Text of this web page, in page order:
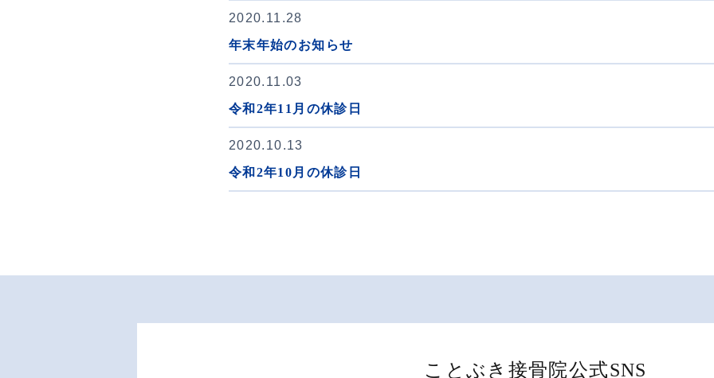
2020.11.28
年末年始のお知らせ
2020.11.03
令和2年11月の休診日
2020.10.13
令和2年10月の休診日
ことぶき接骨院公式SNS